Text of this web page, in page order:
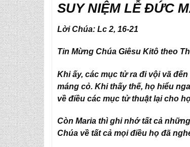
SUY NIỆM LỄ ĐỨC
Lời Chúa: Lc 2, 16-21
Tin Mừng Chúa Giêsu Kitô theo
Khi ấy, các mục tử ra đi vội vã
máng cỏ. Khi thấy thế, họ hiểu
về điều các mục tử thuật lại cho
Còn Maria thì ghi nhớ tất cả
Chúa về tất cả mọi điều họ đã